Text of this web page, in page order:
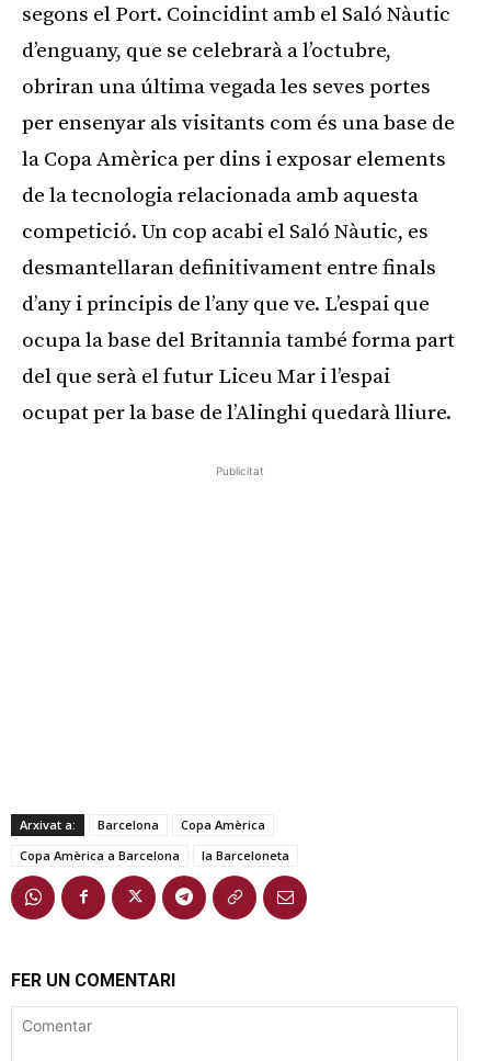
segons el Port. Coincidint amb el Saló Nàutic
d’enguany, que se celebrarà a l’octubre,
obriran una última vegada les seves portes
per ensenyar als visitants com és una base de
la Copa Amèrica per dins i exposar elements
de la tecnologia relacionada amb aquesta
competició. Un cop acabi el Saló Nàutic, es
desmantellaran definitivament entre finals
d’any i principis de l’any que ve. L’espai que
ocupa la base del Britannia també forma part
del que serà el futur Liceu Mar i l’espai
ocupat per la base de l’Alinghi quedarà lliure.
Publicitat
Arxivat a: Barcelona
Copa Amèrica
Copa Amèrica a Barcelona
la Barceloneta
FER UN COMENTARI